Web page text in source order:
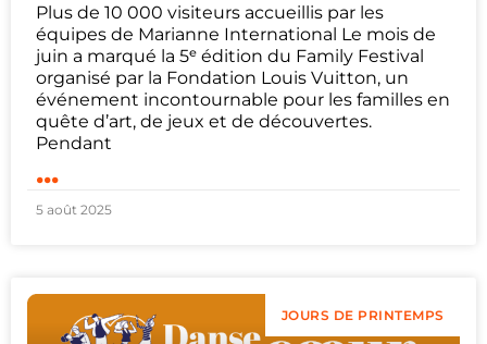
Plus de 10 000 visiteurs accueillis par les
équipes de Marianne International Le mois de
juin a marqué la 5ᵉ édition du Family Festival
organisé par la Fondation Louis Vuitton, un
événement incontournable pour les familles en
quête d’art, de jeux et de découvertes.
Pendant
...
5 août 2025
JOURS DE PRINTEMPS